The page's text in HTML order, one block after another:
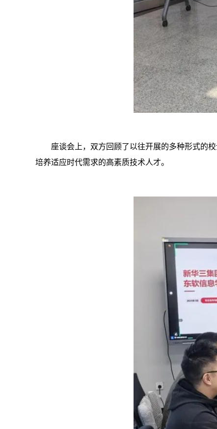
座谈会上，双方回顾了以往开展的多种形式的
培养适应时代需求的高素质技术人才。